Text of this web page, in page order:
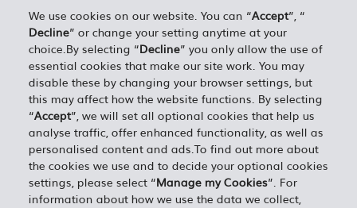
We use cookies on our website. You can “Accept”, “
Decline” or change your setting anytime at your
choice.By selecting “Decline” you only allow the use of
essential cookies that make our site work. You may
disable these by changing your browser settings, but
this may affect how the website functions. By selecting
“Accept”, we will set all optional cookies that help us
analyse traffic, offer enhanced functionality, as well as
personalised content and ads.To find out more about
the cookies we use and to decide your optional cookies
settings, please select “Manage my Cookies”. For
information about how we use the data we collect,
DISPONIBLE EN
Switzerland
MERCEDES